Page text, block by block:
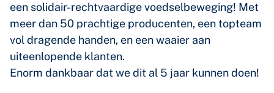
een solidair-rechtvaardige voedselbeweging! Met
meer dan 50 prachtige producenten, een topteam
vol dragende handen, en een waaier aan
uiteenlopende klanten.
Enorm dankbaar dat we dit al 5 jaar kunnen doen!